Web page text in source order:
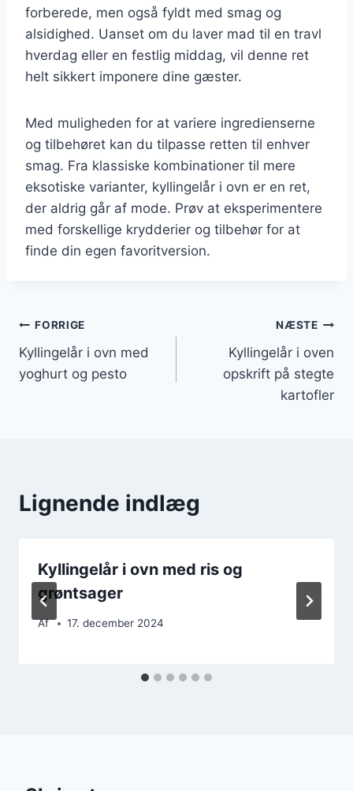
forberede, men også fyldt med smag og
alsidighed. Uanset om du laver mad til en travl
hverdag eller en festlig middag, vil denne ret
helt sikkert imponere dine gæster.
Med muligheden for at variere ingredienserne
og tilbehøret kan du tilpasse retten til enhver
smag. Fra klassiske kombinationer til mere
eksotiske varianter, kyllingelår i ovn er en ret,
der aldrig går af mode. Prøv at eksperimentere
med forskellige krydderier og tilbehør for at
finde din egen favoritversion.
Indlægsnavigation
FORRIGE
Kyllingelår i ovn med
yoghurt og pesto
NÆSTE
Kyllingelår i oven
opskrift på stegte
kartofler
Lignende indlæg
Kyllingelår i ovn med ris og
grøntsager
Af 17. december 2024